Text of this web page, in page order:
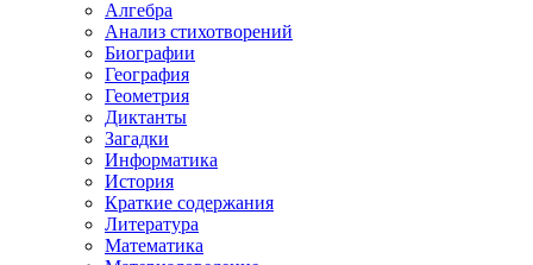
Алгебра
Анализ стихотворений
Биографии
География
Геометрия
Диктанты
Загадки
Информатика
История
Краткие содержания
Литература
Математика